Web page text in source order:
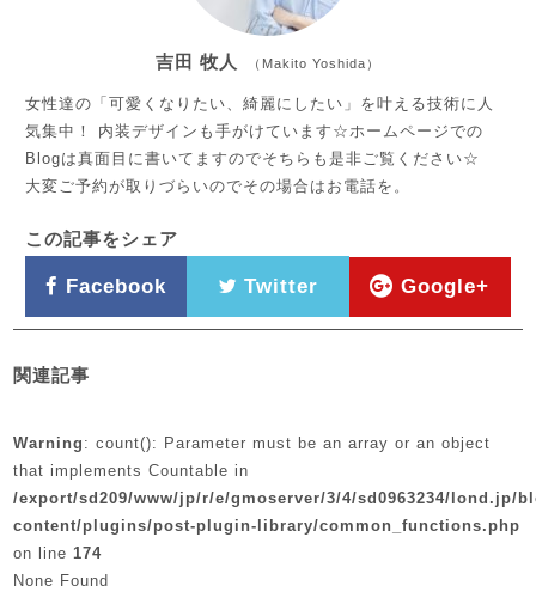
吉田 牧人 （Makito Yoshida）
女性達の「可愛くなりたい、綺麗にしたい」を叶える技術に人
気集中！ 内装デザインも手がけています☆ホームページでの
Blogは真面目に書いてますのでそちらも是非ご覧ください☆
大変ご予約が取りづらいのでその場合はお電話を。
この記事をシェア
Facebook Twitter Google+
関連記事
Warning : count(): Parameter must be an array or an object
that implements Countable in
/export/sd209/www/jp/r/e/gmoserver/3/4/sd0963234/lond.jp/
content/plugins/post-plugin-library/common_functions.php
on line174
None Found